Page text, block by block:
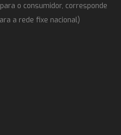
o consumidor, corresponde
a rede fixe nacional)